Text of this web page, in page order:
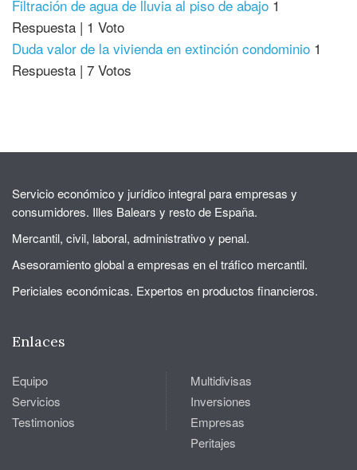
Filtración de agua de lluvia al piso de abajo 1
Respuesta | 1 Voto
Duda valor de la vivienda en extinción condominio 1
Respuesta | 7 Votos
Servicio económico y jurídico integral para empresas y
consumidores. Illes Balears y resto de España.
Mercantil, civil, laboral, administrativo y penal.
Asesoramiento global a empresas en el tráfico mercantil.
Periciales económicas. Expertos en productos financieros.
Enlaces
Equipo
Servicios
Testimonios
Multidivisas
Inversiones
Empresas
Peritajes